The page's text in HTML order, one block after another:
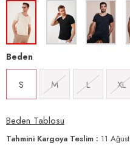
Beden
S M L XL
Beden Tablosu
Tahmini Kargoya Teslim : 11